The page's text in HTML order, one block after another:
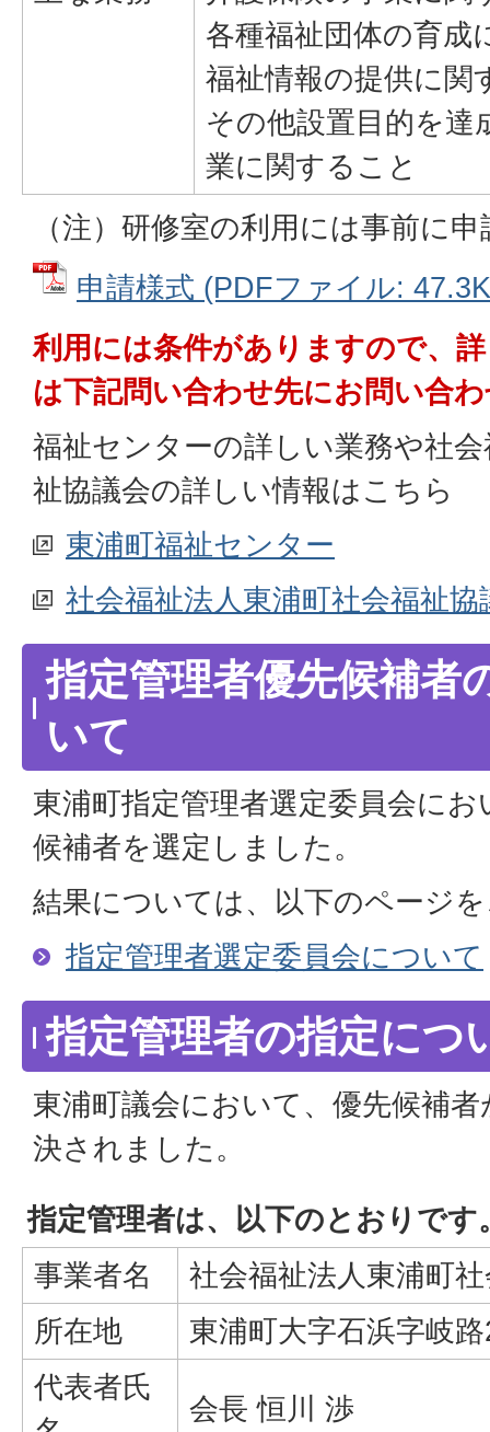
各種福祉団体の育成
福祉情報の提供に関
その他設置目的を達
業に関すること
（注）研修室の利用には事前に
申請様式 (PDFファイル:
利用には条件がありますので、
は下記問い合わせ先にお問い合
福祉センターの詳しい業務や社
祉協議会の詳しい情報はこちら
東浦町福祉センター
社会福祉法人東浦町社会福祉協
指定管理者優先候補者
いて
東浦町指定管理者選定委員会に
候補者を選定しました。
結果については、以下のページ
指定管理者選定委員会について
指定管理者の指定につ
東浦町議会において、優先候補
決されました。
指定管理者は、以下のとおりです
事業者名
社会福祉法人東浦町
所在地
東浦町大字石浜字岐
代表者氏
会長 恒川 渉